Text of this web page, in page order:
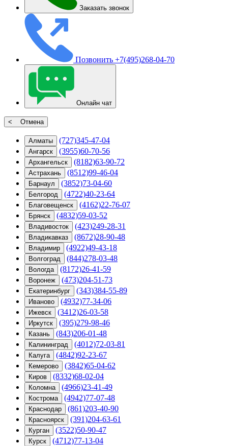
Заказать звонок
Позвонить +7(495)268-04-70
Онлайн чат
< Отмена
Алматы (727)345-47-04
Ангарск (3955)60-70-56
Архангельск (8182)63-90-72
Астрахань (8512)99-46-04
Барнаул (3852)73-04-60
Белгород (4722)40-23-64
Благовещенск (4162)22-76-07
Брянск (4832)59-03-52
Владивосток (423)249-28-31
Владикавказ (8672)28-90-48
Владимир (4922)49-43-18
Волгоград (844)278-03-48
Вологда (8172)26-41-59
Воронеж (473)204-51-73
Екатеринбург (343)384-55-89
Иваново (4932)77-34-06
Ижевск (3412)26-03-58
Иркутск (395)279-98-46
Казань (843)206-01-48
Калининград (4012)72-03-81
Калуга (4842)92-23-67
Кемерово (3842)65-04-62
Киров (8332)68-02-04
Коломна (4966)23-41-49
Кострома (4942)77-07-48
Краснодар (861)203-40-90
Красноярск (391)204-63-61
Курган (3522)50-90-47
Курск (4712)77-13-04